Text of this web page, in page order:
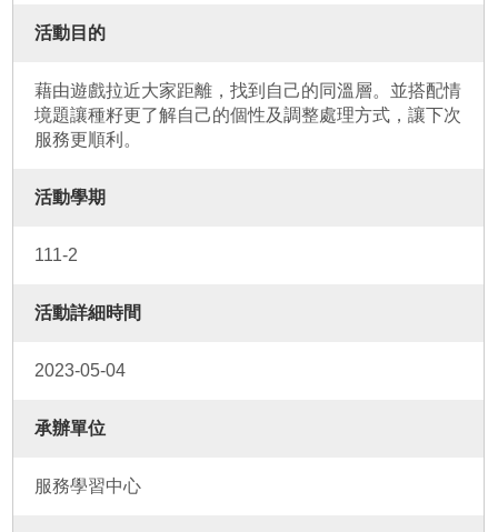
活動目的
藉由遊戲拉近大家距離，找到自己的同溫層。並搭配情
境題讓種籽更了解自己的個性及調整處理方式，讓下次
服務更順利。
活動學期
111-2
活動詳細時間
2023-05-04
承辦單位
服務學習中心